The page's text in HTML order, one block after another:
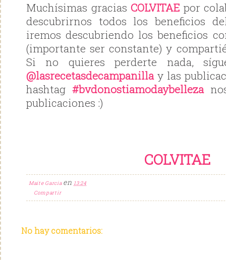
Muchísimas graciasCOLVITAE por
descubrirnos todos los beneficios
iremos descubriendo los beneficios
(importante ser constante) y
Si no quieres perderte nada,
@lasrecetasdecampanillay las
hashtag #bvdonostiamodaybelleza
publicaciones :)
COLVITAE
Maite Garcia en13:24
Compartir
No hay comentarios: